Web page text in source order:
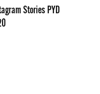
Stories PYD